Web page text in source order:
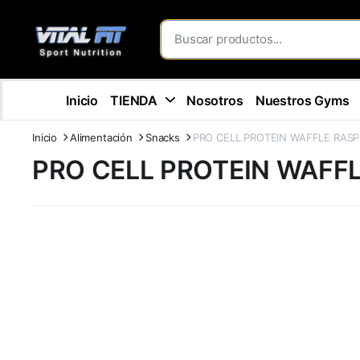
Inicio TIENDA Nosotros Nuestros Gyms
Inicio Alimentación Snacks PRO CELL PROTEIN WAFFLE
PRO CELL PROTEIN